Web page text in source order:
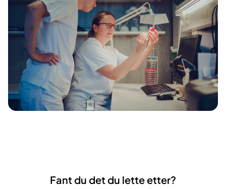
Fant du det du lette etter?